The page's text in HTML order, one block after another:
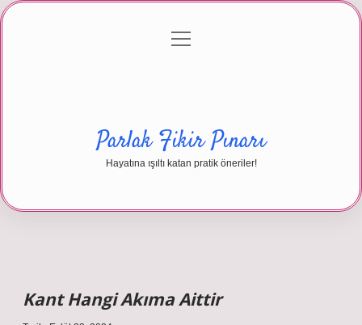
Gizlilik Politikası
menüyü
Parlak Fikir Pınarı
Hayatına ışıltı katan pratik öneriler!
Kant Hangi Akıma Aittir